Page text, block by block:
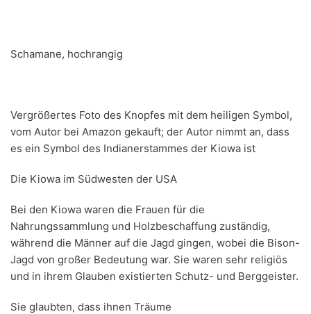
Schamane, hochrangig
Vergrößertes Foto des Knopfes mit dem heiligen Symbol,
vom Autor bei Amazon gekauft; der Autor nimmt an, dass
es ein Symbol des Indianerstammes der Kiowa ist
Die Kiowa im Südwesten der USA
Bei den Kiowa waren die Frauen für die
Nahrungssammlung und Holzbeschaffung zuständig,
während die Männer auf die Jagd gingen, wobei die Bison-
Jagd von großer Bedeutung war. Sie waren sehr religiös
und in ihrem Glauben existierten Schutz- und Berggeister.
Sie glaubten, dass ihnen Träume